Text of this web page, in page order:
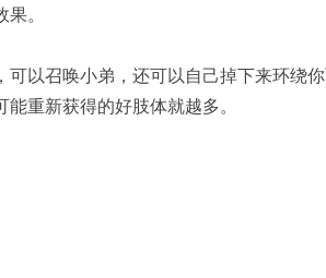
。
以召唤小弟，还可以自己掉下来环绕你
重新获得的好肢体就越多。